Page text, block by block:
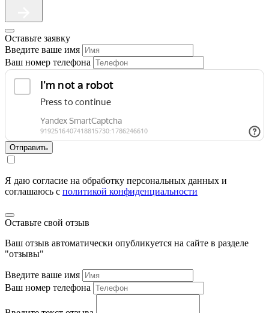
Оставьте заявку
Введите ваше имя
Ваш номер телефона
Отправить
Я даю согласие на обработку персональных данных и
соглашаюсь c политикой конфиденциальности
Оставьте свой отзыв
Ваш отзыв автоматически опубликуется на сайте в разделе
"отзывы"
Введите ваше имя
Ваш номер телефона